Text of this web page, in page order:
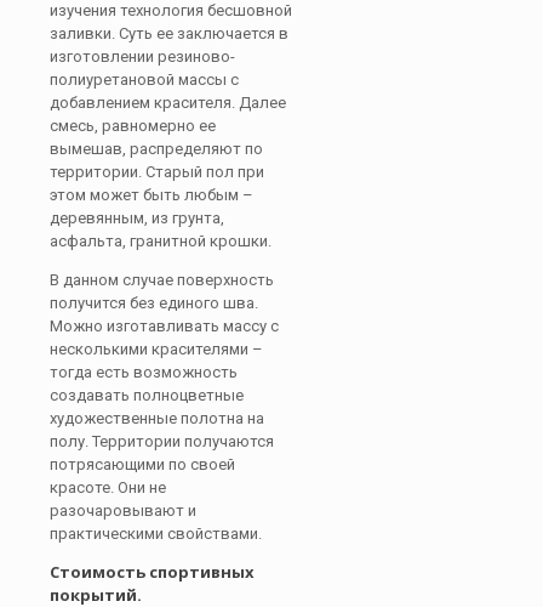
изучения технология бесшовной
заливки. Суть ее заключается в
изготовлении резиново-
полиуретановой массы с
добавлением красителя. Далее
смесь, равномерно ее
вымешав, распределяют по
территории. Старый пол при
этом может быть любым –
деревянным, из грунта,
асфальта, гранитной крошки.
В данном случае поверхность
получится без единого шва.
Можно изготавливать массу с
несколькими красителями –
тогда есть возможность
создавать полноцветные
художественные полотна на
полу. Территории получаются
потрясающими по своей
красоте. Они не
разочаровывают и
практическими свойствами.
Стоимость спортивных
покрытий.